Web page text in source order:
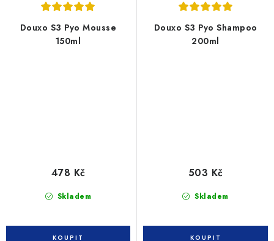
Douxo S3 Pyo Mousse
150ml
Skladem
478 Kč
Douxo S3 Pyo Shampoo
200ml
Skladem
503 Kč